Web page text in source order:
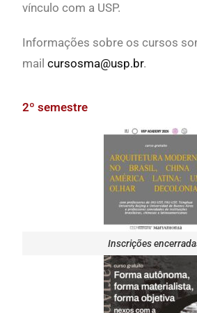
vínculo com a USP.
Informações sobre os cursos
mailcursosma@usp.br.
2º semestre
Inscrições